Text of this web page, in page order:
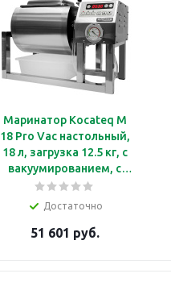
Маринатор Kocateq M
18 Pro Vac настольный,
18 л, загрузка 12.5 кг, с
вакуумированием, с
роторной помпой
Достаточно
51 601 руб.